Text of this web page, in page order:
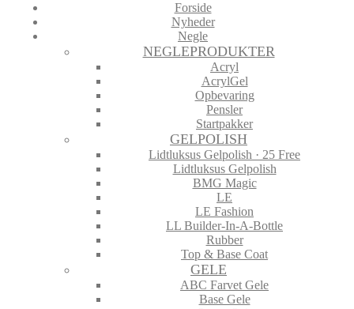
Forside
Nyheder
Negle
NEGLEPRODUKTER
Acryl
AcrylGel
Opbevaring
Pensler
Startpakker
GELPOLISH
Lidtluksus Gelpolish · 25 Free
Lidtluksus Gelpolish
BMG Magic
LE
LE Fashion
LL Builder-In-A-Bottle
Rubber
Top & Base Coat
GELE
ABC Farvet Gele
Base Gele